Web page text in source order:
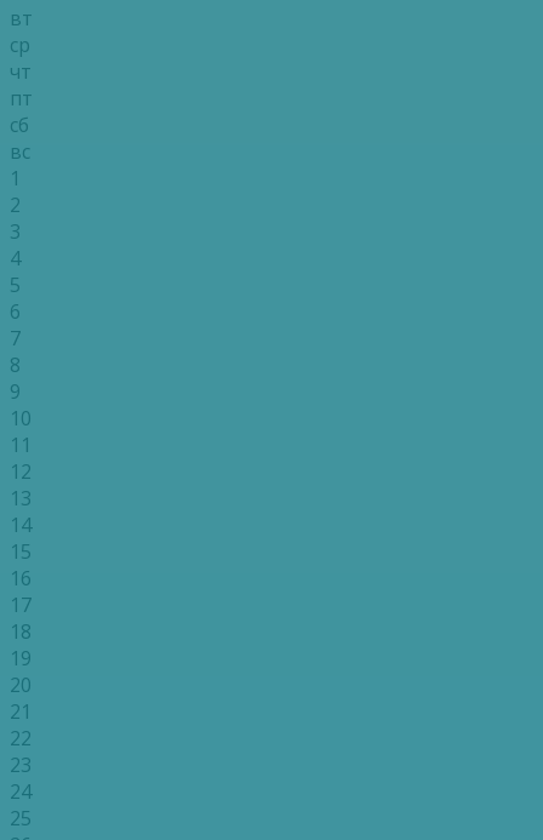
вт
ср
чт
пт
сб
вс
1
2
3
4
5
6
7
8
9
10
11
12
13
14
15
16
17
18
19
20
21
22
23
24
25